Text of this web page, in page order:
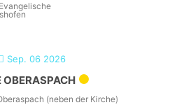
Sep. 06 2026
OBERASPACH
(neben der Kirche)